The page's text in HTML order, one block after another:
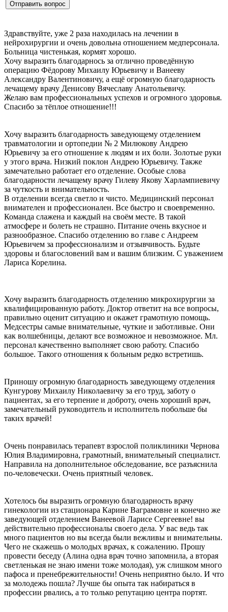
Здравствуйте, уже 2 раза находилась на лечении в
нейрохирургии и очень довольна отношением медперсонала.
Больница чистенькая, кормят хорошо.
Хочу выразить благодарнось за отлично проведëнную
операцию Фëдорову Михаилу Юрьевичу и Ванееву
Александру Валентиновичу, а ещё огромную благодарность
лечащему врачу Денисову Вячеславу Анатольевичу.
Желаю вам профессиональных успехов и огромного здоровья.
Спасибо за тëплое отношение!!!
Хочу выразить благодарность заведующему отделением
травматологии и ортопедии № 2 Милюкову Андрею
Юрьевичу за его отношение к людям и их боли. Золотые руки
у этого врача. Низкий поклон Андрею Юрьевичу. Также
замечательно работает его отделение. Особые слова
благодарности лечащему врачу Гилеву Якову Харлампиевичу
за чуткость и внимательность.
В отделении всегда светло и чисто. Медицинский персонал
внимателен и профессионален. Все быстро и своевременно.
Команда слажена и каждый на своём месте. В такой
атмосфере и болеть не страшно. Питание очень вкусное и
разнообразное. Спасибо отделению во главе с Андреем
Юрьевичем за профессионализм и отзывчивость. Будьте
здоровы и благословений вам и вашим близким. С уважением
Лариса Корелина.
Хочу выразить благодарность отделению микрохирургии за
квалифицированную работу. Доктор ответит на все вопросы,
правильно оценит ситуацию и окажет грамотную помощь.
Медсестры самые внимательные, чуткие и заботливые. Они
как волшебницы, делают все возможное и невозможное. Мл.
персонал качественно выполняет свою работу. Спасибо
большое. Такого отношения к больным редко встретишь.
Приношу огромную благодарность заведующему отделения
Кунгурову Михаилу Николаевичу за его труд, заботу о
пациентах, за его терпение и доброту, очень хороший врач,
замечательный руководитель и исполнитель побольше бы
таких врачей!
Очень понравилась терапевт взрослой поликлиники Чернова
Юлия Владимировна, грамотный, внимательный специалист.
Направила на дополнительное обследование, все разъяснила
по-человечески. Очень приятный человек.
Хотелось бы выразить огромную благодарность врачу
гинекологии из стационара Карине Ваграмовне и конечно же
заведующей отделением Ванеевой Ларисе Сергеевне! вы
действительно профессионалы своего дела. У вас ведь так
много пациентов но вы всегда были вежливы и внимательны.
Чего не скажешь о молодых врачах, к сожалению. Прошу
провести беседу (Алина одна врач точно запомнила, а вторая
светленькая не знаю имени тоже молодая), уж слишком много
пафоса и пренебрежительности! Очень неприятно было. И что
за молодежь пошла? Лучше бы опыта так набираться в
профессии рвались, а то только репутацию центра портят.